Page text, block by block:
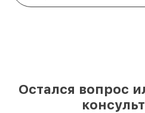
Остался вопрос